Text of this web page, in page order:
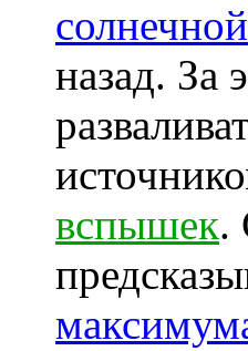
назад. За
вспышек.